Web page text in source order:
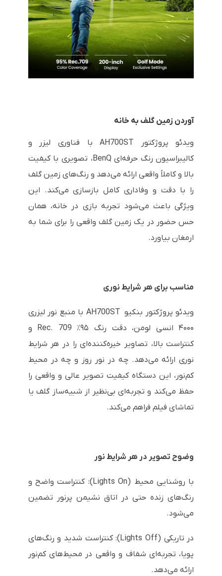
آوردن زمین گلف به خانه
ویدئو پروژکتور AH700ST با فناوری لیزر و
کالیبراسیون رنگ حرفه‌ای BenQ، تصویری با کیفیت
بالا و کاملاً واقعی ارائه می‌دهد و رنگ‌های زمین گلف
را با دقت و وفاداری کامل بازسازی می‌کند. این
ویژگی باعث می‌شود تجربه بازی در خانه، همان
حس حضور در یک زمین گلف واقعی را برای شما به
ارمغان بیاورد.
مناسب برای هر شرایط نوری
ویدئو پروژکتور بنکیو AH700ST با منبع نور لیزری
۴۰۰۰ انسی لومن، دقت رنگ ۹۵٪ Rec. 709 و
کنتراست بالا، تصاویر خیره‌کننده‌ای را در هر شرایط
نوری ارائه می‌دهد. چه در نور روز و چه در محیط
کم‌نور، این دستگاه کیفیت تصویر عالی و واقعی را
حفظ می‌کند و تجربه‌ای بی‌نظیر از شبیه‌ساز گلف یا
تماشای فیلم فراهم می‌کند.
وضوح تصویر در هر شرایط نور
با روشنایی محیط (Lights On): کنتراست واضح و
رنگ‌های زنده حتی در اتاق نشیمن پرنور تضمین
می‌شود.
در تاریکی (Lights Off): کنتراست شدید و رنگ‌های
پویا، تجربه‌ای شفاف و واقعی در محیط‌های کم‌نور
ارائه می‌دهد.